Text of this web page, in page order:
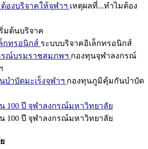
องบริจาคให้จุฬาฯ เหตุผลที่...ทำไมต้อง
ริ่มต้นบริจาค
กทรอนิกส์ ระบบบริจาคอิเล็กทรอนิกส์
รณ์บรมราชสมภพฯ กองทุนจุฬาลงกรณ์
ำบัดมะเร็งจุฬาฯ กองทุนภูมิคุ้มกันบำบัด
100 ปี จุฬาลงกรณ์มหาวิทยาลัย
100 ปี จุฬาลงกรณ์มหาวิทยาลัย